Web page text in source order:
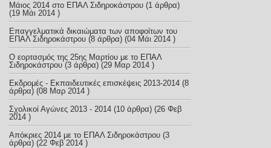
Μάιος 2014 στο ΕΠΑΛ Σιδηροκάστρου (1 άρθρα)
(19 Μάι 2014 )
Επαγγελματικά δικαιώματα των αποφοίτων του
ΕΠΑΛ Σιδηροκάστρου (8 άρθρα) (04 Μάι 2014 )
Ο εορτασμός της 25ης Μαρτίου με το ΕΠΑΛ
Σιδηροκάστρου (3 άρθρα) (29 Μαρ 2014 )
Εκδρομές - Εκπαιδευτικές επισκέψεις 2013-2014 (8
άρθρα) (08 Μαρ 2014 )
Σχολικοί Αγώνες 2013 - 2014 (10 άρθρα) (26 Φεβ
2014 )
Απόκριες 2014 με το ΕΠΑΛ Σιδηροκάστρου (3
άρθρα) (22 Φεβ 2014 )